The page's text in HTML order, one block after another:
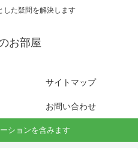
した疑問を解決します
お部屋
サイトマップ
お問い合わせ
ションを含みます